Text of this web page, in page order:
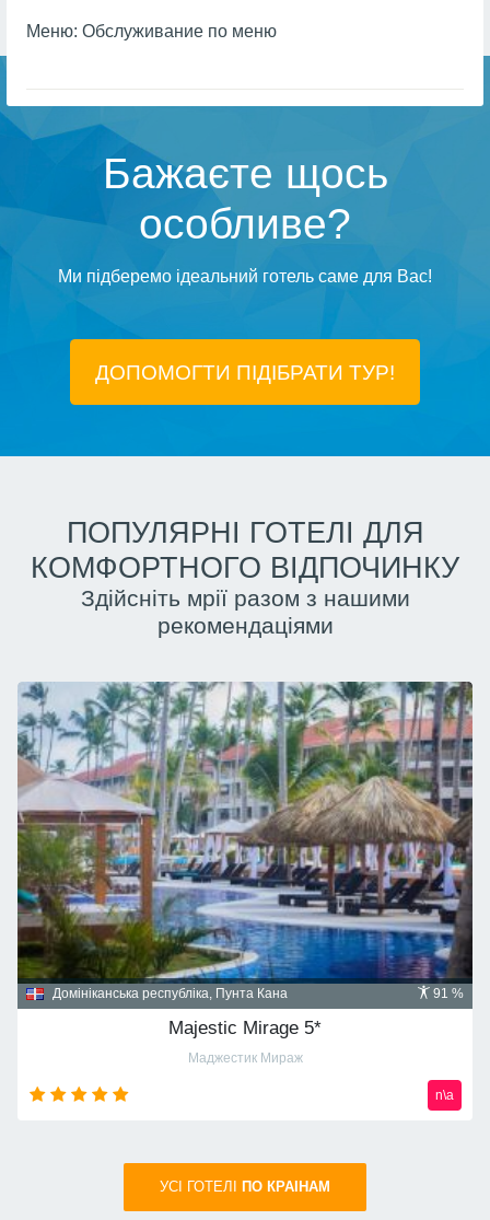
Меню: Обслуживание по меню
Бажаєте щось
особливе?
Ми підберемо ідеальний готель саме для Вас!
ДОПОМОГТИ ПІДIБРАТИ ТУР!
ПОПУЛЯРНІ ГОТЕЛІ ДЛЯ
КОМФОРТНОГО ВІДПОЧИНКУ
Здійсніть мрії разом з нашими
рекомендаціями
91 %
Домініканська республіка, Пунта Кана
Majestic Mirage 5*
Маджестик Мираж
n\a
УСI ГОТЕЛІ ПО КРАIНАМ